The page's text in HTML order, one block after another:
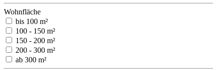
Wohnfläche
bis 100 m²
100 - 150 m²
150 - 200 m²
200 - 300 m²
ab 300 m²